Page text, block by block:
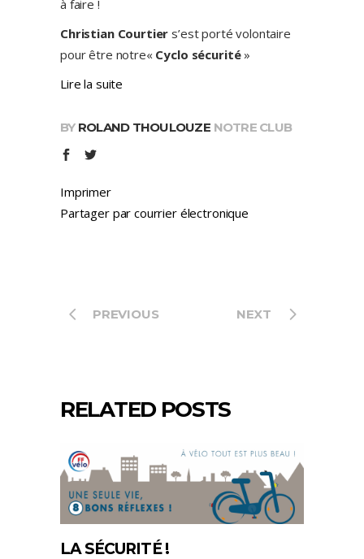
à faire !
Christian Courtier s’est porté volontaire
pour être notre« Cyclo sécurité»
Lire la suite
BY ROLAND THOULOUZE NOTRE CLUB
Imprimer
Partager par courrier électronique
PREVIOUS NEXT
RELATED POSTS
LA SÉCURITÉ !